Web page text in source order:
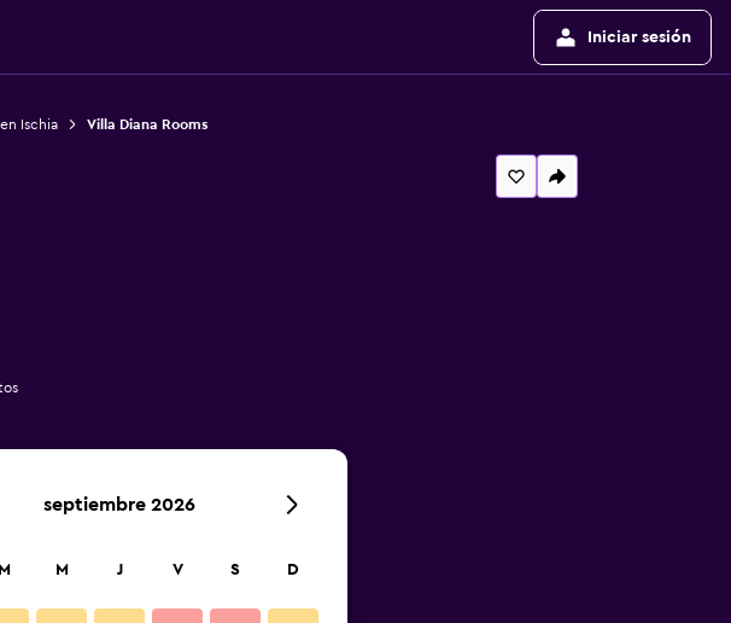
Iniciar sesión
Ischia Villa Diana Rooms
septiembre 2026
M M J V S D